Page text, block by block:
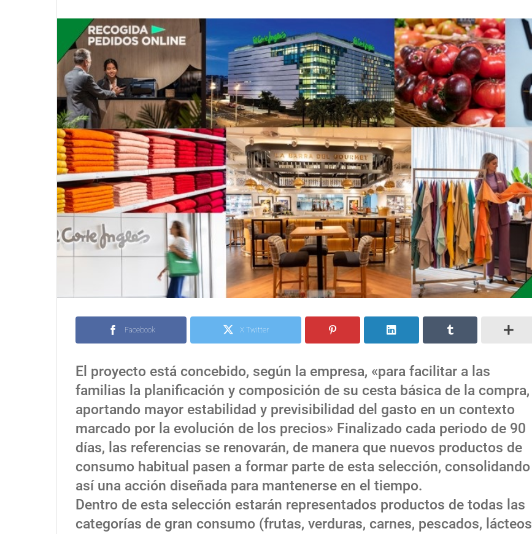
Facebook X Twitter
El proyecto está concebido, según la empresa, «para facilitar a las
familias la planificación y composición de su cesta básica de la compra,
aportando mayor estabilidad y previsibilidad del gasto en un contexto
marcado por la evolución de los precios» Finalizado cada periodo de 90
días, las referencias se renovarán, de manera que nuevos productos de
consumo habitual pasen a formar parte de esta selección, consolidando
así una acción diseñada para mantenerse en el tiempo.
Dentro de esta selección estarán representados productos de todas las
categorías de gran consumo (frutas, verduras, carnes, pescados, lácteos